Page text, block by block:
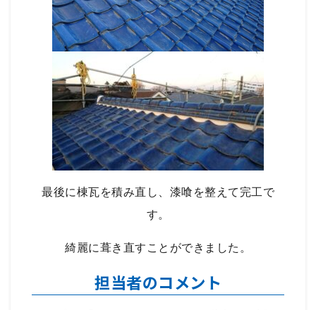
最後に棟瓦を積み直し、漆喰を整えて完工で
す。
綺麗に葺き直すことができました。
担当者のコメント